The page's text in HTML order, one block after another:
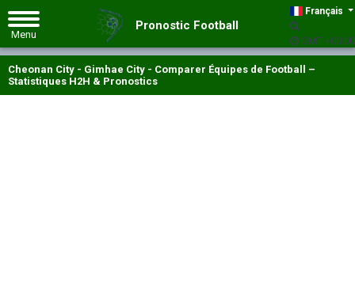
Français
GMT +00:00
Pronostic Football
Cheonan City - Gimhae City - Comparer Équipes de Football –
Statistiques H2H & Pronostics